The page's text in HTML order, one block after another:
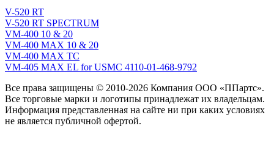
V-520 RT
V-520 RT SPECTRUM
VM-400 10 & 20
VM-400 MAX 10 & 20
VM-400 MAX TC
VM-405 MAX EL for USMC 4110-01-468-9792
Все права защищены © 2010-2026 Компания ООО «ППартс».
Все торговые марки и логотипы принадлежат их владельцам.
Информация представленная на сайте ни при каких условиях
не является публичной офертой.